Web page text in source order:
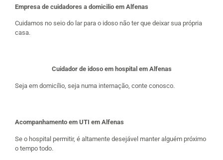
Empresa de cuidadores a domicilio em Alfenas
Cuidamos no seio do lar para o idoso não ter que deixar sua própria
casa.
Cuidador de idoso em hospital em Alfenas
Seja em domicílio, seja numa internação, conte conosco.
Acompanhamento em UTI em Alfenas
Se o hospital permitir, é altamente desejável manter alguém próximo
o tempo todo.